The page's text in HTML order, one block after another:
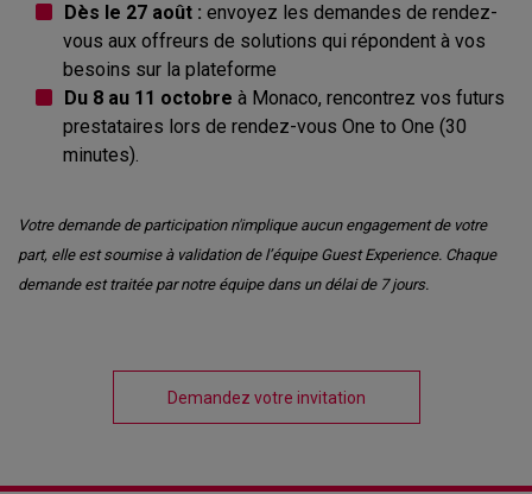
Dès le 27 août : envoyez les demandes de rendez-
vous aux offreurs de solutions qui répondent à vos
besoins sur la plateforme
Du 8 au 11 octobre à Monaco, rencontrez vos futurs
prestataires lors de rendez-vous One to One (30
minutes).
Votre demande de participation n'implique aucun engagement de votre
part, elle est soumise à validation de l’équipe Guest Experience. Chaque
demande est traitée par notre équipe dans un délai de 7 jours.
Demandez votre invitation